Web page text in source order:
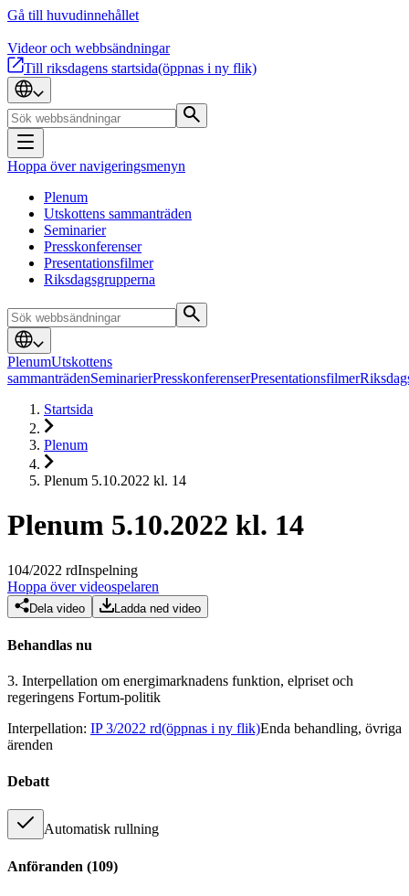
Gå till huvudinnehållet
Videor och webbsändningar
Till riksdagens startsida(öppnas i ny flik)
Hoppa över navigeringsmenyn
Plenum
Utskottens sammanträden
Seminarier
Presskonferenser
Presentationsfilmer
Riksdagsgrupperna
PlenumUtskottens
sammanträdenSeminarierPresskonferenserPresentationsfilmer
Startsida
Plenum
Plenum 5.10.2022 kl. 14
Plenum 5.10.2022 kl. 14
104/2022 rdInspelning
Hoppa över videospelaren
Dela video Ladda ned video
Behandlas nu
3. Interpellation om energimarknadens funktion, elpriset och
regeringens Fortum-politik
Interpellation: IP 3/2022 rd(öppnas i ny flik)Enda behandling, övriga
ärenden
Debatt
Automatisk rullning
Anföranden (109)